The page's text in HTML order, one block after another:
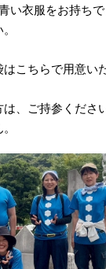
い衣服をお持ちで
こちらで用意い
、ご持参ください